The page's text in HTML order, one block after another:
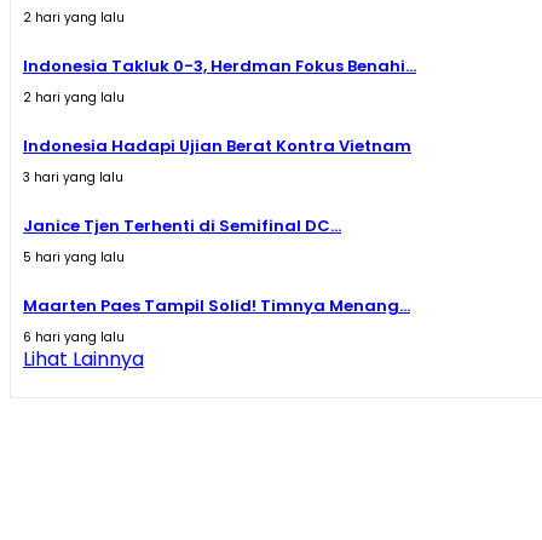
2 hari yang lalu
Indonesia Takluk 0-3, Herdman Fokus Benahi...
2 hari yang lalu
Indonesia Hadapi Ujian Berat Kontra Vietnam
3 hari yang lalu
Janice Tjen Terhenti di Semifinal DC...
5 hari yang lalu
Maarten Paes Tampil Solid! Timnya Menang...
6 hari yang lalu
Lihat Lainnya